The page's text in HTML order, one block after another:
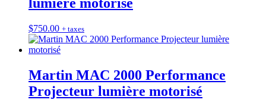
$750.00 + taxes
Martin MAC 2000 Performance
Projecteur lumière motorisé